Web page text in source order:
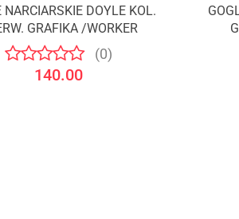
NARCIARSKIE DOYLE KOL.
GRAFIKA /WORKER
(0)
140.00